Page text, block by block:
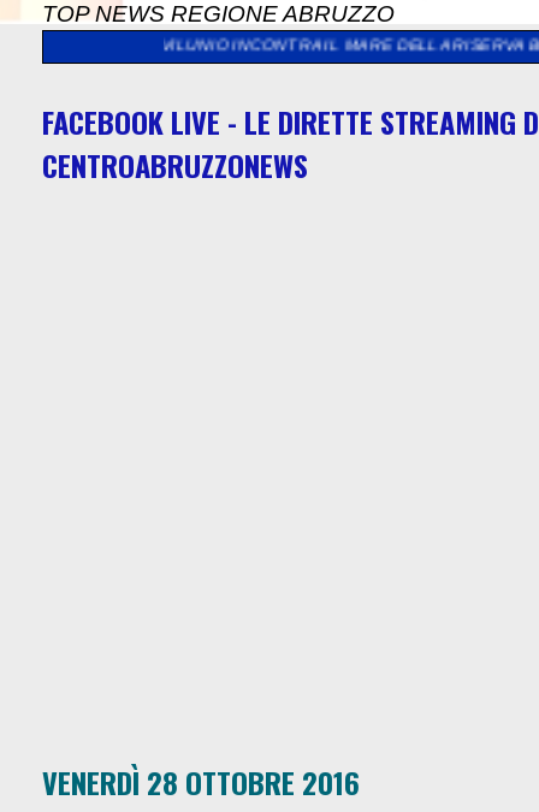
TOP NEWS REGIONE ABRUZZO
INCONTRA IL MARE DELLA RISERVA BORSACCHIO >>
FACEBOOK LIVE - LE DIRETTE STREAMING
CENTROABRUZZONEWS
VENERDÌ 28 OTTOBRE 2016